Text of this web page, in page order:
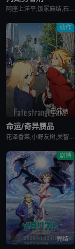
第1098集 VIP
第1101集 VIP
第1104集 VIP
第1107集 VIP
第1110集 VIP
第1113集 VIP
第1116集 VIP
第1119集 VIP
阿座上洋平,饭冢麻结,石上静香,堀江瞬,土岐隼一,上田燿司,松冈祯丞,福岛润,千叶翔也,日笠阳子,中村悠一,大西沙织
动作
已完结
命运/奇异赝品
花泽香菜,小野友树,关智一,诸星堇,小林优,Lynn,小西克幸,内田真礼,森久保祥太郎,羽多野涉,松冈祯丞,堀内贤雄,古贺葵,橘龙丸,浪川大辅,榎木淳弥,咲野俊介
剧情
完结